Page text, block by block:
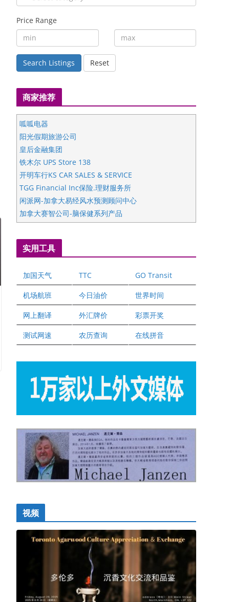
Price Range
Search Listings Reset
商家推荐
呱呱电器
阳光假期旅游公司
皇后金融集团
铁木尔 UPS Store 138
开明车行KS CAR SALES & SERVICE
TGG Financial Inc保险.理财服务所
闲派网-加拿大易经风水预测顾问中心
加拿大赛智公司-脑保健系列产品
五星国艺拍卖及评估公司
国际注册执业营养师公会
爱德华连锁酒店万锦分店
健健宝公司
二十一世纪美联地产公司
全球趋势移民留学
盛达资本
正点印艺设计
实用工具
加国天气 TTC GO Transit
机场航班 今日油价 世界时间
网上翻译 外汇牌价 彩票开奖
测试网速 农历查询 在线拼音
视频